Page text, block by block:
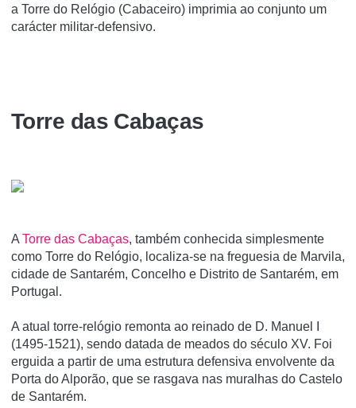
a Torre do Relógio (Cabaceiro) imprimia ao conjunto um
carácter militar-defensivo.
Torre das Cabaças
A Torre das Cabaças, também conhecida simplesmente
como Torre do Relógio, localiza-se na freguesia de Marvila,
cidade de Santarém, Concelho e Distrito de Santarém, em
Portugal.
A atual torre-relógio remonta ao reinado de D. Manuel I
(1495-1521), sendo datada de meados do século XV. Foi
erguida a partir de uma estrutura defensiva envolvente da
Porta do Alporão, que se rasgava nas muralhas do Castelo
de Santarém.